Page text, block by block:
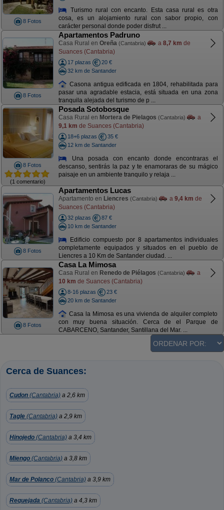
8 Fotos
Turismo rural con encanto. Esta casa rural es otra
cosa, es un alojamiento rural con sabor propio, con
carácter personal donde poder disfrut ...
8 Fotos
Apartamentos Padruno
Casa Rural en Oreña (Cantabria) a 8,7 km de
Suances (Cantabria)
17 plazas
20 €
32 km de Santander
Casona antigua edificada en 1804, rehabilitada para
pasar una agradable estacia, está situada en una zona
tranquila alejada del turismo de p ...
8 Fotos
(1 comentario)
Posada Sotobosque
Casa Rural en Mortera de Pielagos (Cantabria)
a
9,1 km de Suances (Cantabria)
18+6 plazas
35 €
12 km de Santander
Una posada con encanto donde encontraras el
descanso, sentirás la paz y te enamoraras de su mágico
paisaje en un ambiente tranquilo y relaja ...
8 Fotos
Apartamentos Lucas
Apartamento en Liencres (Cantabria) a 9,4 km de
Suances (Cantabria)
32 plazas
87 €
10 km de Santander
Edificio compuesto por 8 apartamentos individuales
completamente equipados y situados en el pueblo de
Liencres a 10 Km de Santander ciudad. ...
8 Fotos
Casa La Mimosa
Casa Rural en Renedo de Piélagos (Cantabria)
a
10 km de Suances (Cantabria)
8-16 plazas
23 €
20 km de Santander
Casa la Mimosa es una vivienda de alquiler completo
con muy buena situación. Cerca de el Parque de
CABARCENO, Santander, Santillana del Mar. ...
Cerca de Suances:
Cudon (Cantabria) a 2,6 km
Tagle (Cantabria) a 2,9 km
Hinojedo (Cantabria) a 3,4 km
Miengo (Cantabria) a 3,8 km
Mar de Polanco (Cantabria) a 3,9 km
Requejada (Cantabria) a 4,3 km